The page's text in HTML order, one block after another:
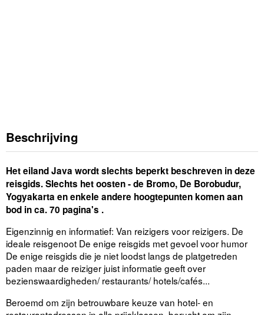
Beschrijving
Het eiland Java wordt slechts beperkt beschreven in deze
reisgids. Slechts het oosten - de Bromo, De Borobudur,
Yogyakarta en enkele andere hoogtepunten komen aan
bod in ca. 70 pagina's .
Eigenzinnig en informatief: Van reizigers voor reizigers. De
ideale reisgenoot De enige reisgids met gevoel voor humor
De enige reisgids die je niet loodst langs de platgetreden
paden maar de reiziger juist informatie geeft over
bezienswaardigheden/ restaurants/ hotels/cafés...
Beroemd om zijn betrouwbare keuze van hotel- en